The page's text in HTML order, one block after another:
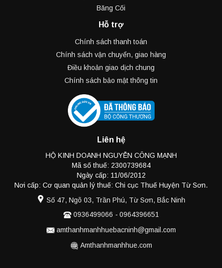
Băng Cối
Hỗ trợ
Chính sách thanh toán
Chính sách vận chuyển, giao hàng
Điều khoản giao dịch chung
Chính sách bảo mật thông tin
Liên hệ
HỘ KINH DOANH NGUYỄN CÔNG MẠNH
Mã số thuế: 2300739684
Ngày cấp: 11/06/2012
Nơi cấp: Cơ quan quản lý thuế: Chi cục Thuế Huyện Từ Sơn.
Số 47, Ngõ 03, Trần Phú, Từ Sơn, Bắc Ninh
0936499066 - 0964396651
amthanhmanhhuebacninh@gmail.com
Amthanhmanhhue.com